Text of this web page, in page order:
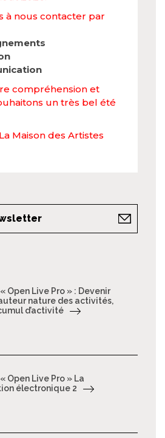
à nous contacter par
compréhension et
un très bel été
Maison des Artistes
Open Live Pro » : Devenir
nature des activités,
d’activité
Open Live Pro » La
électronique 2